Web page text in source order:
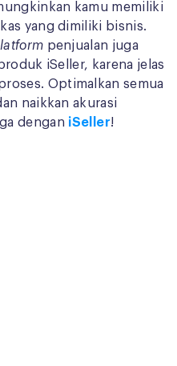
kamu memiliki
yang dimiliki bisnis.
penjualan juga
iSeller, karena jelas
Optimalkan semua
naikkan akurasi
dengan iSeller!